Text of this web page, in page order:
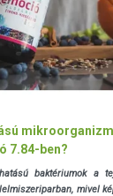
7.84-ben?
baktériumok a
mivel